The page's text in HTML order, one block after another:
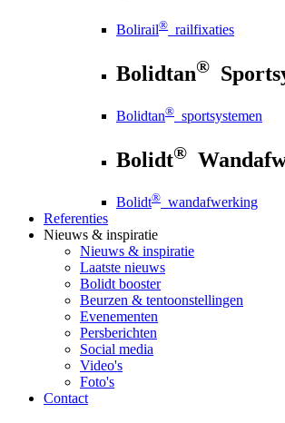
Bolirail® railfixaties
Bolidtan®
Bolidtan® sportsystemen
Bolidt®
Bolidt® wandafwerking
Referenties
Nieuws & inspiratie
Nieuws & inspiratie
Laatste nieuws
Bolidt booster
Beurzen & tentoonstellingen
Evenementen
Persberichten
Social media
Video's
Foto's
Contact